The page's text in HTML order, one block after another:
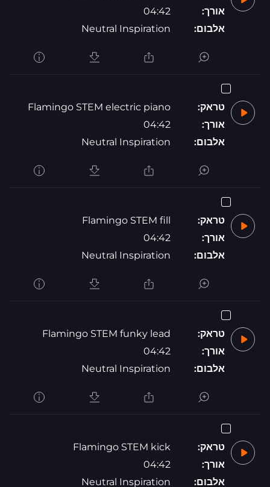
אורך:
04:42
אלבום:
Neutral Inspiration
טראק:
Flamingo STEM electric piano
אורך:
04:42
אלבום:
Neutral Inspiration
טראק:
Flamingo STEM fill
אורך:
04:42
אלבום:
Neutral Inspiration
טראק:
Flamingo STEM funky lead
אורך:
04:42
אלבום:
Neutral Inspiration
טראק:
Flamingo STEM kick
אורך:
04:42
אלבום:
Neutral Inspiration